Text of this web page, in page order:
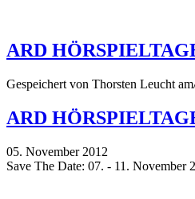
ARD
Gespeichert von Thorsten Leucht
ARD
05. November 2012
Save The Date: 07. - 11. November